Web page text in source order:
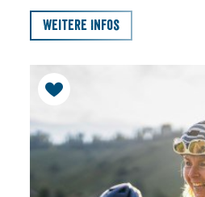
Weitere Infos